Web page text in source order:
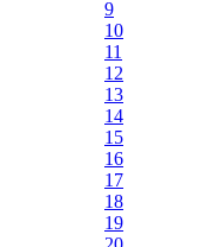
9
10
11
12
13
14
15
16
17
18
19